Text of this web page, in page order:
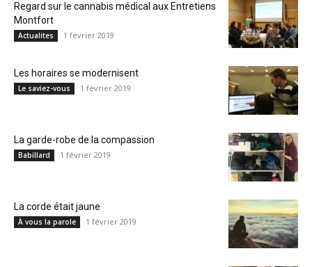
Regard sur le cannabis médical aux Entretiens
Montfort
Actualites 1 février 2019
Les horaires se modernisent
Le saviez-vous 1 février 2019
La garde-robe de la compassion
Babillard 1 février 2019
La corde était jaune
À vous la parole 1 février 2019